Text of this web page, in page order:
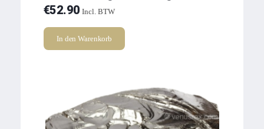
€52.90 Incl. BTW
In den Warenkorb